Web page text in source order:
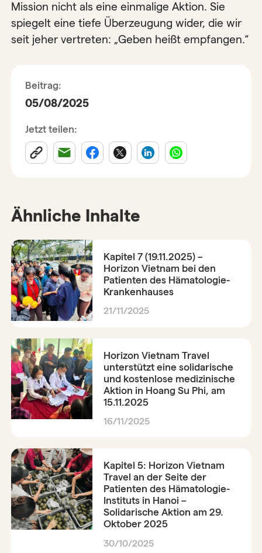
Mission nicht als eine einmalige Aktion. Sie
spiegelt eine tiefe Überzeugung wider, die wir
seit jeher vertreten: „Geben heißt empfangen.“
Beitrag:
05/08/2025
Jetzt teilen:
Ähnliche Inhalte
Kapitel 7 (19.11.2025) –
Horizon Vietnam bei den
Patienten des Hämatologie-
Krankenhauses
21/11/2025
Horizon Vietnam Travel
unterstützt eine solidarische
und kostenlose medizinische
Aktion in Hoang Su Phi, am
15.11.2025
16/11/2025
Kapitel 5: Horizon Vietnam
Travel an der Seite der
Patienten des Hämatologie-
Instituts in Hanoi –
Solidarische Aktion am 29.
Oktober 2025
30/10/2025